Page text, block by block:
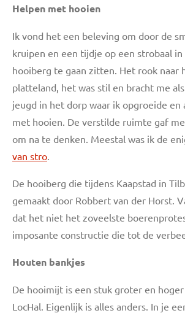
Helpen met hooien
Ik vond het een beleving om door de
kruipen en een tijdje op een strobaal
hooiberg te gaan zitten. Het rook naar
platteland, het was stil en bracht me
jeugd in het dorp waar ik opgroeide en
met hooien. De verstilde ruimte gaf
om na te denken. Meestal was ik de
van stro.
De hooiberg die tijdens Kaapstad in
gemaakt door Robbert van der Horst.
dat het niet het zoveelste
imposante constructie die tot de
Houten bankjes
De hooimijt is een stuk groter en
LocHal. Eigenlijk is alles anders. In je